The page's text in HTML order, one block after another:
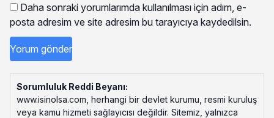
Daha sonraki yorumlarımda kullanılması için adım, e-
posta adresim ve site adresim bu tarayıcıya kaydedilsin.
Sorumluluk Reddi Beyanı:
www.isinolsa.com, herhangi bir devlet kurumu, resmi kuruluş
veya kamu hizmeti sağlayıcısı değildir. Sitemiz, yalnızca